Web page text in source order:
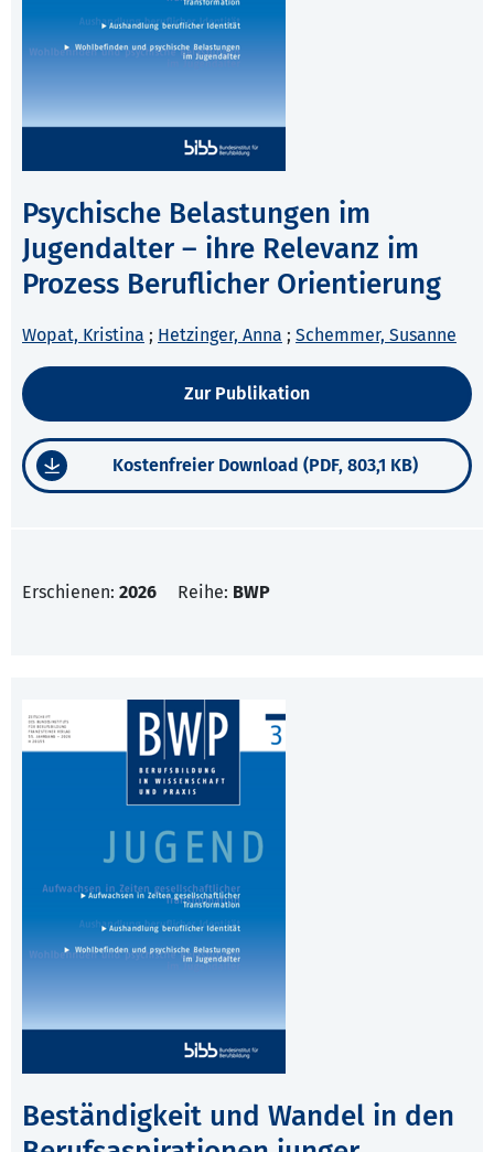
Psychische Belastungen im
Jugendalter – ihre Relevanz im
Prozess Beruflicher Orientierung
Wopat, Kristina ; Hetzinger, Anna ; Schemmer, Susanne
Zur Publikation
Kostenfreier Download (PDF, 803,1 KB)
Erschienen: 2026 Reihe: BWP
Beständigkeit und Wandel in den